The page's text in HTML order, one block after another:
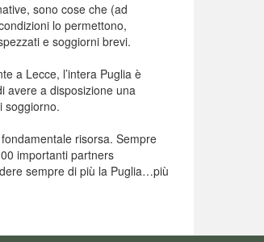
sono cose che (ad
lo permettono,
e soggiorni brevi.
a Lecce, l’intera Puglia è
avere a disposizione una
soggiorno.
risorsa. Sempre
importanti partners
sempre di più la Puglia…più